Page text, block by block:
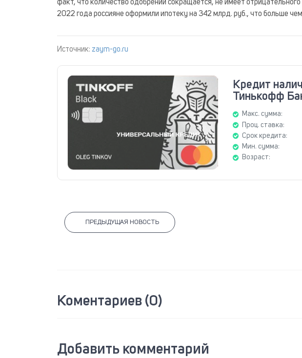
факт, что количество одобрений сокращается, не имеет
2022 года россияне оформили ипотеку на 342 млрд. руб., что больше
Источник: zaym-go.ru
Кредит
Тинькофф
Макс. сумма:
Проц. ставка:
Срок кредита:
Мин. сумма:
Возраст:
ПРЕДЫДУЩАЯ НОВОСТЬ
Коментариев (0)
Добавить комментарий